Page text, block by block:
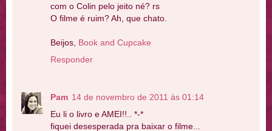
com o Colin pelo jeito né? rs
O filme é ruim? Ah, que chato.
Beijos, Book and Cupcake
Responder
Pam 14 de novembro de 2011 às 01:14
Eu li o livro e AMEI!!.. *-*
fiquei desesperada pra baixar o filme...